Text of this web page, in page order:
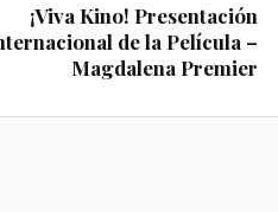
¡Viva Kino! Presentación
de la Película –
Magdalena Premier